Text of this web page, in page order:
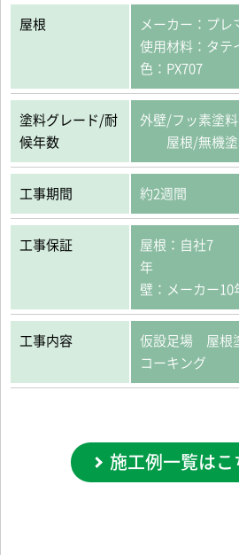
屋根
メーカー：プレ
使用材料：タテ
色：PX707
塗料グレード/耐
候年数
外壁/フッ素塗
屋根/無機塗
工事期間 約2週間
工事保証
屋根：自社7
年
壁：メーカー10
工事内容
仮設足場 屋
コーキング
施工例一覧はこ